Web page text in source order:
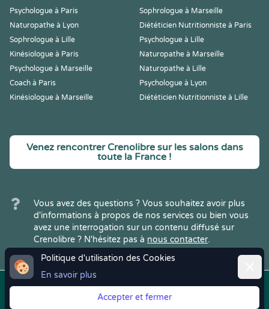
Politique d'utilisation des Cookies
En savoir plus
Accepter et fermer
Psychologue à Paris
Sophrologue à Marseille
Naturopathe à Lyon
Diététicien Nutritionniste à Paris
Sophrologue à Lille
Psychologue à Lille
Kinésiologue à Paris
Naturopathe à Marseille
Psychologue à Marseille
Naturopathe à Lille
Coach à Paris
Psychologue à Lyon
Kinésiologue à Marseille
Diététicien Nutritionniste à Lille
Venez rencontrer Crenolibre sur les salons dans
toute la France !
Vous avez des questions ? Vous souhaitez avoir plus
d'informations à propos de nos services ou bien vous
avez une interrogation sur un contenu diffusé sur
Crenolibre ? N'hésitez pas à nous contacter.
Copyright © 2022Crenolibre, tous
Mentions
Légales
| CGV | RGPD